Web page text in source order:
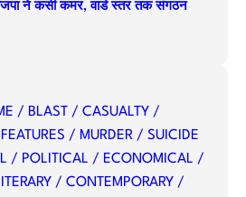
ने कसी कमर, वार्ड स्तर तक संगठन
/ BLAST / CASUALTY /
/ MURDER / SUICIDE
/ POLITICAL / ECONOMICAL /
/ CONTEMPORARY /